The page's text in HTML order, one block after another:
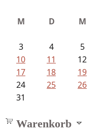
M D M
3
4 5
10
11 12
17
18 19
24
25 26
31
Warenkorb